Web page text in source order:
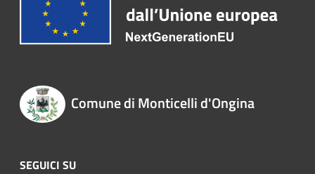
Comune di Monticelli d'Ongina
SEGUICI SU